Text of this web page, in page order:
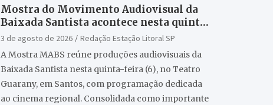
Mostra do Movimento Audiovisual da
Baixada Santista acontece nesta quinta
(6/8) no Teatro Guarany
3 de agosto de 2026
Redação Estação Litoral SP
A Mostra MABS reúne produções audiovisuais da
Baixada Santista nesta quinta-feira (6), no Teatro
Guarany, em Santos, com programação dedicada
ao cinema regional. Consolidada como importante